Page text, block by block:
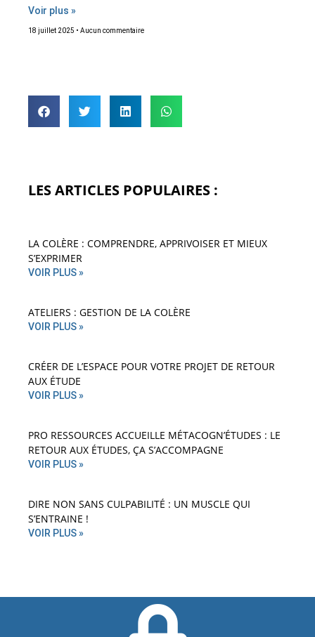
Voir plus »
18 juillet 2025 Aucun commentaire
LES ARTICLES POPULAIRES :
LA COLÈRE : COMPRENDRE, APPRIVOISER ET MIEUX
S’EXPRIMER
VOIR PLUS »
ATELIERS : GESTION DE LA COLÈRE
VOIR PLUS »
CRÉER DE L’ESPACE POUR VOTRE PROJET DE RETOUR
AUX ÉTUDE
VOIR PLUS »
PRO RESSOURCES ACCUEILLE MÉTACOGN’ÉTUDES : LE
RETOUR AUX ÉTUDES, ÇA S’ACCOMPAGNE
VOIR PLUS »
DIRE NON SANS CULPABILITÉ : UN MUSCLE QUI
S’ENTRAINE !
VOIR PLUS »